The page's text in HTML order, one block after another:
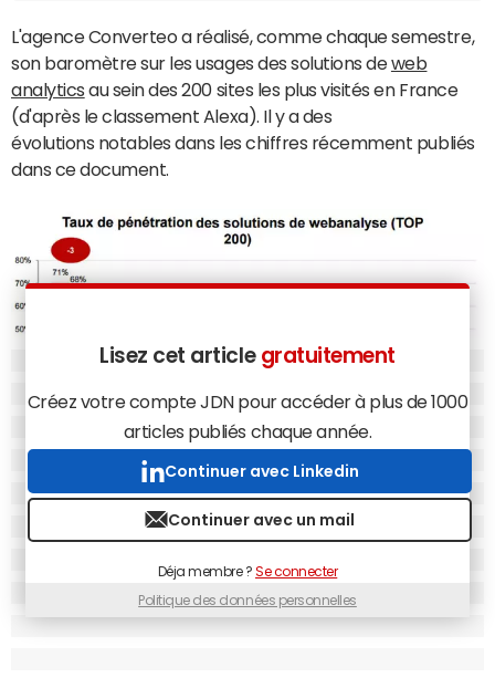
L'agence Converteo a réalisé, comme chaque semestre,
son baromètre sur les usages des solutions deweb
analytics au sein des 200 sites les plus visités en France
(d'après le classement Alexa). Il y a des
évolutions notables dans les chiffres récemment publiés
dans ce document.
Parts de marché des solutions de web analytics observées chez les 200
sites les plus visités en France au premier semestre 2015 ("S1 2015", soit la
Lisez cet article gratuitement
Créez votre compte JDN pour accéder à plus de 1000
articles publiés chaque année.
Continuer avec Linkedin
Continuer avec un mail
Déja membre ?Se connecter
Politique des données personnelles